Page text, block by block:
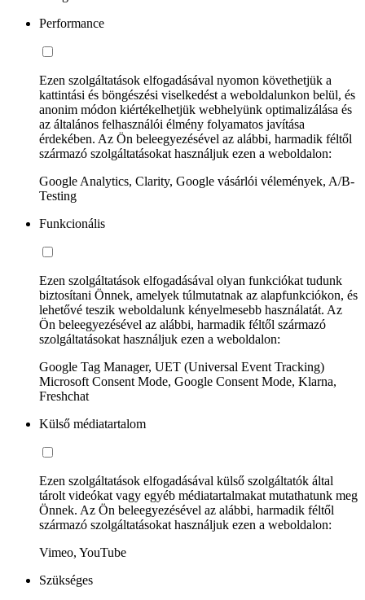
Performance
Ezen szolgáltatások elfogadásával nyomon követhetjük a
kattintási és böngészési viselkedést a weboldalunkon belül, és
anonim módon kiértékelhetjük webhelyünk optimalizálása és
az általános felhasználói élmény folyamatos javítása
érdekében. Az Ön beleegyezésével az alábbi, harmadik féltől
származó szolgáltatásokat használjuk ezen a weboldalon:
Google Analytics, Clarity, Google vásárlói vélemények, A/B-
Testing
Funkcionális
Ezen szolgáltatások elfogadásával olyan funkciókat tudunk
biztosítani Önnek, amelyek túlmutatnak az alapfunkciókon, és
lehetővé teszik weboldalunk kényelmesebb használatát. Az
Ön beleegyezésével az alábbi, harmadik féltől származó
szolgáltatásokat használjuk ezen a weboldalon:
Google Tag Manager, UET (Universal Event Tracking)
Microsoft Consent Mode, Google Consent Mode, Klarna,
Freshchat
Külső médiatartalom
Ezen szolgáltatások elfogadásával külső szolgáltatók által
tárolt videókat vagy egyéb médiatartalmakat mutathatunk meg
Önnek. Az Ön beleegyezésével az alábbi, harmadik féltől
származó szolgáltatásokat használjuk ezen a weboldalon:
Vimeo, YouTube
Szükséges